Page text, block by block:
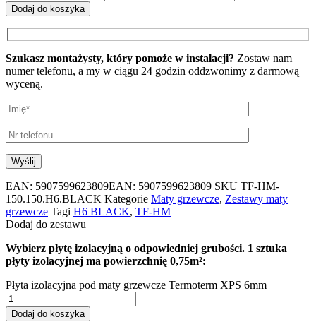
Dodaj do koszyka
Szukasz montażysty, który pomoże w instalacji? Zostaw nam
numer telefonu, a my w ciągu 24 godzin oddzwonimy z darmową
wyceną.
EAN: 5907599623809EAN: 5907599623809 SKU TF-HM-
150.150.H6.BLACK Kategorie Maty grzewcze, Zestawy maty
grzewcze Tagi H6 BLACK, TF-HM
Dodaj do zestawu
Wybierz płytę izolacyjną o odpowiedniej grubości. 1 sztuka
płyty izolacyjnej ma powierzchnię 0,75m²:
Płyta izolacyjna pod maty grzewcze Termoterm XPS 6mm
Dodaj do koszyka